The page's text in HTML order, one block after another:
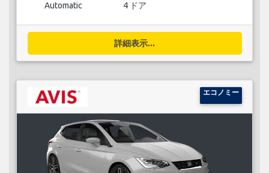
Automatic 4 ドア
詳細表示...
エコノミー